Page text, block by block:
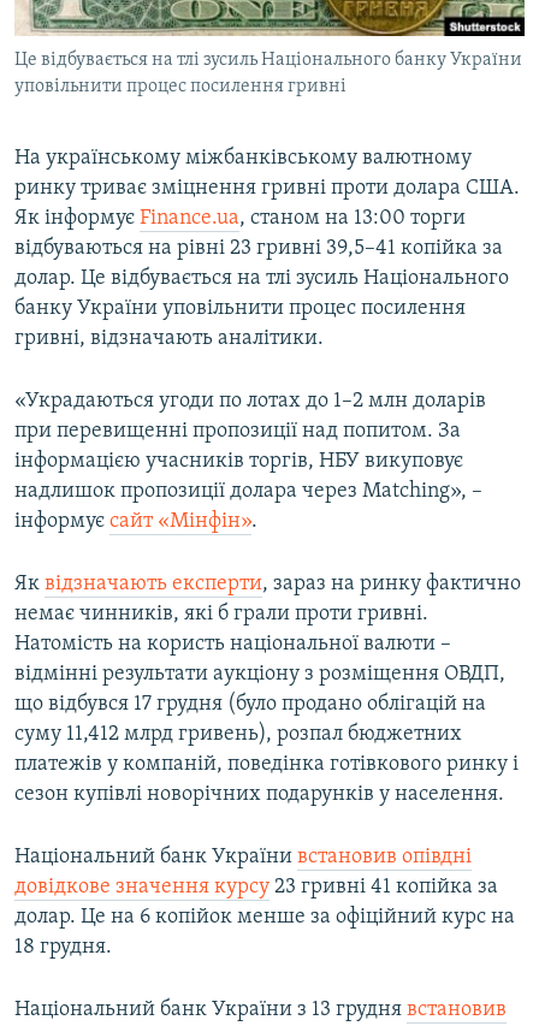
ПОДКАСТИ
КРИМ РЕАЛІЇ
УКР
КТАТ
ДОЛУЧАЙСЯ!
Усі сайти RFE/RL
Це відбувається на тлі зусиль Національного банку України
уповільнити процес посилення гривні
На українському міжбанківському валютному
ринку триває зміцнення гривні проти долара США.
Як інформує Finance.ua, станом на 13:00 торги
відбуваються на рівні 23 гривні 39,5–41 копійка за
долар. Це відбувається на тлі зусиль Національного
банку України уповільнити процес посилення
гривні, відзначають аналітики.
«Украдаються угоди по лотах до 1–2 млн доларів
при перевищенні пропозиції над попитом. За
інформацією учасників торгів, НБУ викуповує
надлишок пропозиції долара через Matching», –
інформує сайт «Мінфін».
Як відзначають експерти, зараз на ринку фактично
немає чинників, які б грали проти гривні.
Натомість на користь національної валюти –
відмінні результати аукціону з розміщення ОВДП,
що відбувся 17 грудня (було продано облігацій на
суму 11,412 млрд гривень), розпал бюджетних
платежів у компаній, поведінка готівкового ринку і
сезон купівлі новорічних подарунків у населення.
Національний банк України встановив опівдні
довідкове значення курсу 23 гривні 41 копійка за
долар. Це на 6 копійок менше за офіційний курс на
18 грудня.
Національний банк України з 13 грудня встановив